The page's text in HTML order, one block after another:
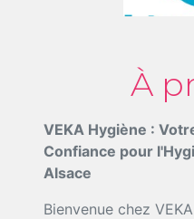
À
VEKA Hygiène :
Confiance pour
Alsace
Bienvenue chez